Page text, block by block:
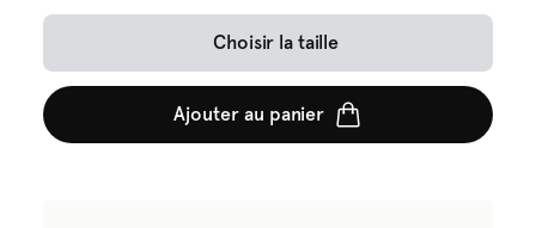
Choisir la taille
Ajouter au panier